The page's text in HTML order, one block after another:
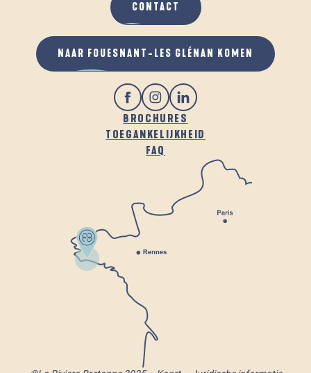
BROCHURES
TOEGANKELIJKHEID
FAQ
CONTACT
NAAR FOUESNANT-LES GLÉNAN KOMEN